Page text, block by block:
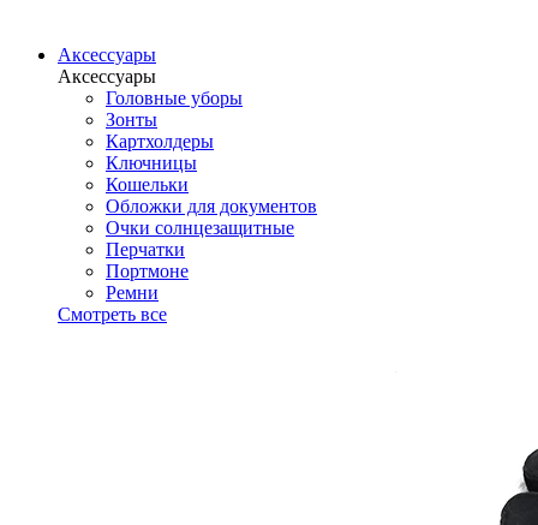
Аксессуары
Аксессуары
Головные уборы
Зонты
Картхолдеры
Ключницы
Кошельки
Обложки для документов
Очки солнцезащитные
Перчатки
Портмоне
Ремни
Смотреть все